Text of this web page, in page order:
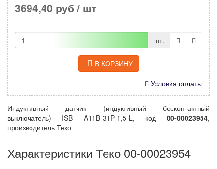
3694,40 руб / шт
шт.
В КОРЗИНУ
Условия оплаты
Индуктивный датчик (индуктивный бесконтактный
выключатель) ISB A11B-31P-1,5-L, код 00-00023954,
производитель Теко
Характеристики Теко 00-00023954